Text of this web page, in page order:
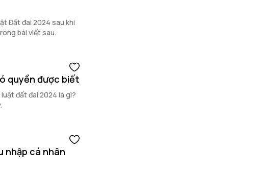
Đất đai 2024 sau khi
bài viết sau.
quyền được biết
đất đai 2024 là gì?
nhập cá nhân